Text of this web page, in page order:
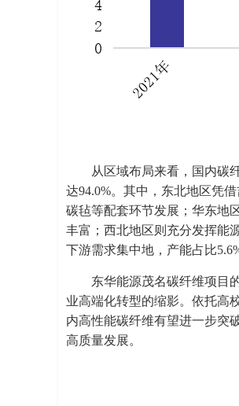
从区域布局来看，国内碳
达94.0%。其中，东北地区凭
碳毡等配套环节发展；华东地
丰富；西北地区则充分发挥能
下游需求集中地，产能占比
东华能源茂名碳纤维项目
业高端化转型的缩影。依托高
内高性能碳纤维有望进一步突
高质量发展。